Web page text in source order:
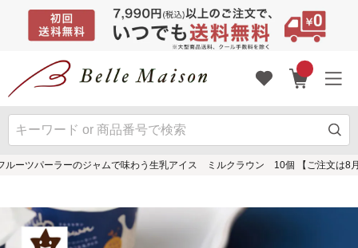
ルーツパーラーのジャムで味わう生乳アイス ミルクラウン 10個 【ご注文は8